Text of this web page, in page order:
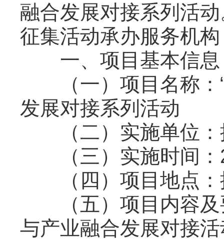
融合发展对接系列活
征集活动承办服务机
一、项目基本信息
（一）项目名称：“
发展对接系列活动
（二）实施单位：
（三）实施时间：
（四）项目地点：
（五）项目内容及
与产业融合发展对接